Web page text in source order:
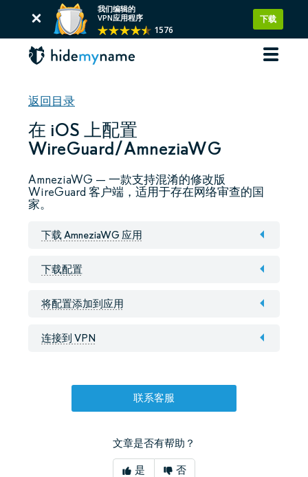
我们编辑的
VPN应用程序
1576
下载
返回目录
在 iOS 上配置
WireGuard/AmneziaWG
AmneziaWG — 一款支持混淆的修改版
WireGuard 客户端，适用于存在网络审查的国
家。
下载 AmneziaWG 应用
下载配置
将配置添加到应用
连接到 VPN
联系客服
文章是否有帮助？
是 否